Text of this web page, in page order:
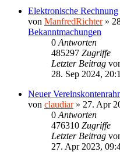
Elektronische Rechnung
von ManfredRichter»
Bekanntmachungen
0 Antworten
485297 Zugriffe
Letzter Beitrag
28. Sep 2024,
Neuer
von claudiar» 27. Apr
0 Antworten
476310 Zugriffe
Letzter Beitrag
27. Apr 2023,